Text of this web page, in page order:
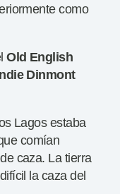
como
Old English
Dinmont
Lagos estaba
comían
caza. La tierra
la caza del